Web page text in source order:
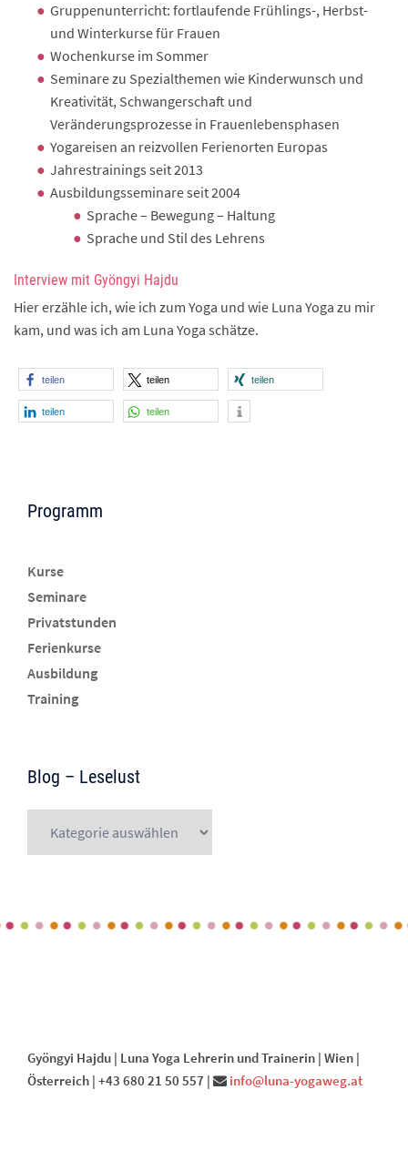
Gruppenunterricht: fortlaufende Frühlings-, Herbst-
und Winterkurse für Frauen
Wochenkurse im Sommer
Seminare zu Spezialthemen wie Kinderwunsch und
Kreativität, Schwangerschaft und
Veränderungsprozesse in Frauenlebensphasen
Yogareisen an reizvollen Ferienorten Europas
Jahrestrainings seit 2013
Ausbildungsseminare seit 2004
Sprache – Bewegung – Haltung
Sprache und Stil des Lehrens
Interview mit Gyöngyi Hajdu
Hier erzähle ich, wie ich zum Yoga und wie Luna Yoga zu mir
kam, und was ich am Luna Yoga schätze.
teilen teilen teilen
teilen teilen
Programm
Kurse
Seminare
Privatstunden
Ferienkurse
Ausbildung
Training
Blog – Leselust
Gyöngyi Hajdu | Luna Yoga Lehrerin und Trainerin | Wien |
Österreich | +43 680 21 50 557 |
info@luna-yogaweg.at